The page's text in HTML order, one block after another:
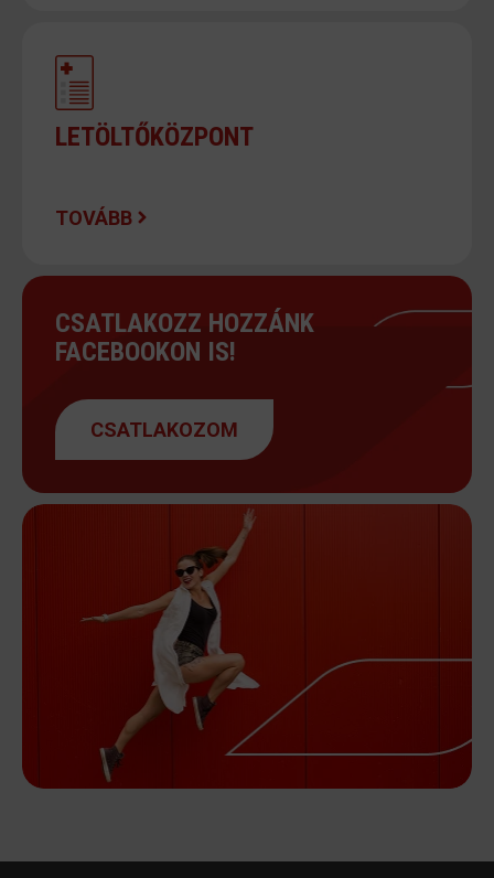
LETÖLTŐKÖZPONT
TOVÁBB
CSATLAKOZZ HOZZÁNK
FACEBOOKON IS!
CSATLAKOZOM